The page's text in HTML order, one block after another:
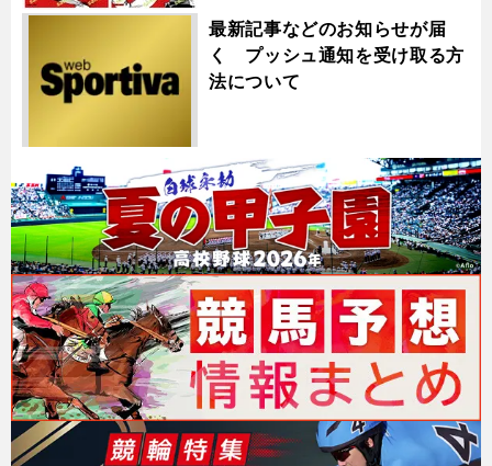
最新記事などのお知らせが届
く プッシュ通知を受け取る方
法について